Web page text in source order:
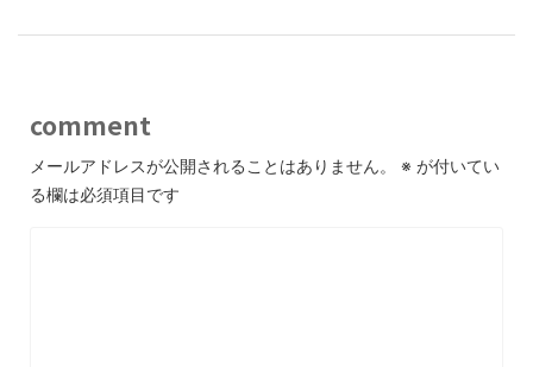
comment
メールアドレスが公開されることはありません。 ※ が付いてい
る欄は必須項目です